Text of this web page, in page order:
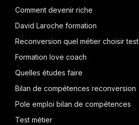
Comment devenir riche
David Laroche formation
Reconversion quel métier choisir test
Formation love coach
Quelles études faire
Bilan de compétences reconversion
Pole emploi bilan de compétences
Test métier